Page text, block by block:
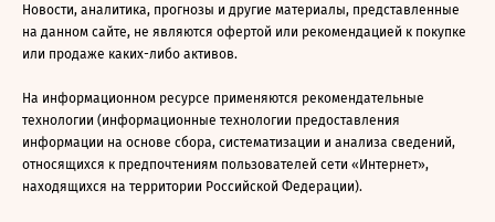
Новости, аналитика, прогнозы и другие материалы, представленные
на данном сайте, не являются офертой или рекомендацией к покупке
или продаже каких-либо активов.
На информационном ресурсе применяются рекомендательные
технологии (информационные технологии предоставления
информации на основе сбора, систематизации и анализа сведений,
относящихся к предпочтениям пользователей сети «Интернет»,
находящихся на территории Российской Федерации).